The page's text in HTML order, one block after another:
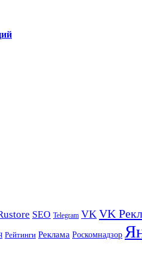
SEO Telegram VK VK
Рейтинги Реклама Роскомнадзор